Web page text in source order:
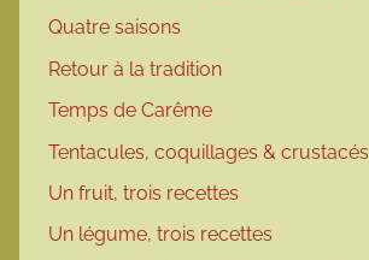
Quatre saisons
Retour à la tradition
Temps de Carême
Tentacules, coquillages & crustacés
Un fruit, trois recettes
Un légume, trois recettes